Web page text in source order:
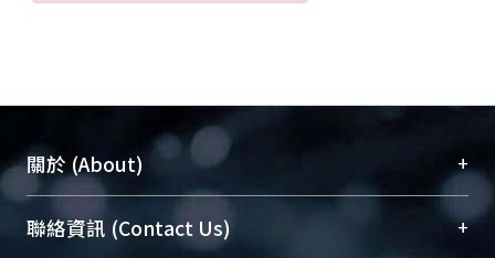
關於 (About) +
臺大位居世界頂尖大學之列，為永久珍藏及向國際
聯絡資訊 (Contact Us) +